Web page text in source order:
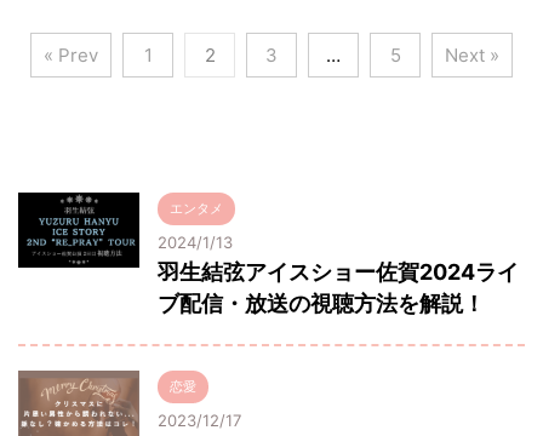
« Prev 1 2 3 … 5 Next »
エンタメ
2024/1/13
羽生結弦アイスショー佐賀2024ライ
ブ配信・放送の視聴方法を解説！
恋愛
2023/12/17